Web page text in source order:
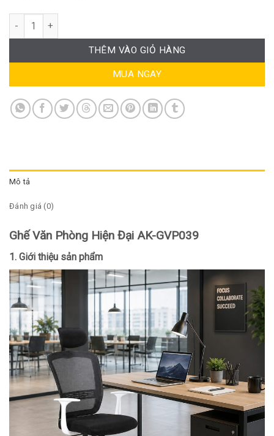
Ghế Văn Phòng Hiện Đại AK-GVP039 số lượng
THÊM VÀO GIỎ HÀNG
MUA NGAY
Mô tả
Đánh giá (0)
Ghế Văn Phòng Hiện Đại AK-GVP039
1. Giới thiệu sản phẩm